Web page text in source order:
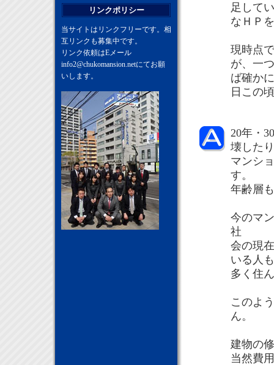
足して
なＨＰ
現時点
が、一
ば確か
日この
20年・
壊した
マンシ
す。
年齢層
今のマ
社
会の現
いる人も
多く住
このよ
ん。
建物の
当然費
リンクポリシー
当サイトはリンクフリーです。相
互リンクも募集中です。
リンク依頼はEメール
info2@chukomansion.netにてお願
いします。